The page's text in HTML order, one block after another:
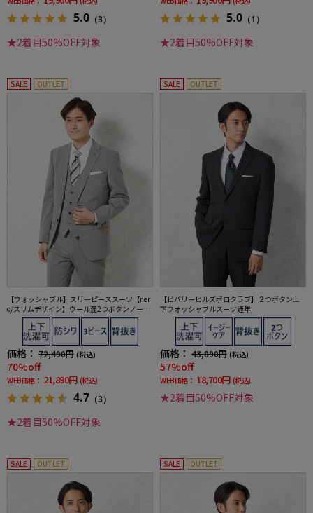
5.0 （3）
★2着目50%OFF対象
5.0 （1）
★2着目50%OFF対象
SALE OUTLET
【ウォッシャブル】スリーピーススーツ【ner
o/スリムデザイン】ウール混2つボタンノータ
ックストライプ
価格： 72,490円 (税込)
70%off
WEB価格： 21,890円 (税込)
4.7 （3）
★2着目50%OFF対象
SALE OUTLET
【ビバリーヒルズポロクラブ】２つボタン上
下ウォッシャブルスーツ通年
価格： 43,890円 (税込)
57%off
WEB価格： 18,700円 (税込)
★2着目50%OFF対象
SALE OUTLET SALE OUTLET